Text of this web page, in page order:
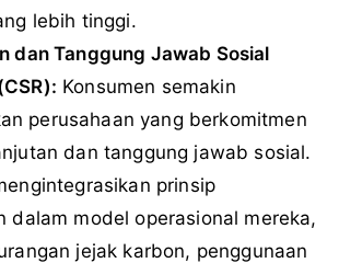
lebih tinggi.
dan Tanggung Jawab Sosial
Konsumen semakin
perusahaan yang berkomitmen
dan tanggung jawab sosial.
prinsip
dalam model operasional mereka,
jejak karbon, penggunaan